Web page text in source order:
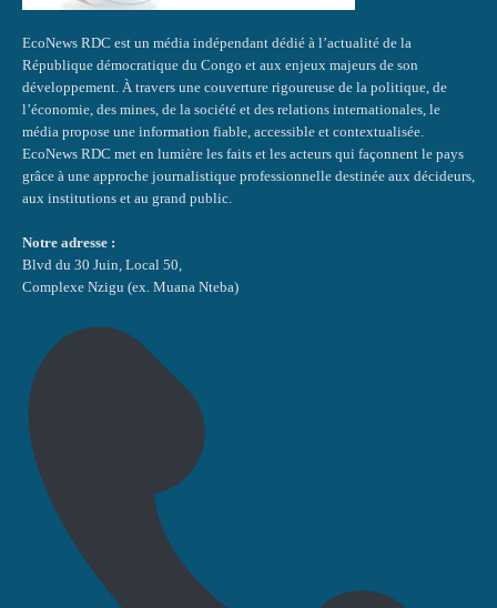
EcoNews RDC est un média indépendant dédié à l’actualité de la
République démocratique du Congo et aux enjeux majeurs de son
développement. À travers une couverture rigoureuse de la politique, de
l’économie, des mines, de la société et des relations internationales, le
média propose une information fiable, accessible et contextualisée.
EcoNews RDC met en lumière les faits et les acteurs qui façonnent le pays
grâce à une approche journalistique professionnelle destinée aux décideurs,
aux institutions et au grand public.
Notre adresse :
Blvd du 30 Juin, Local 50,
Complexe Nzigu (ex. Muana Nteba)